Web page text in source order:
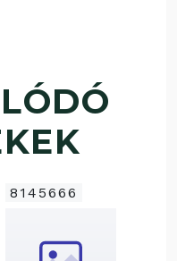
8145666